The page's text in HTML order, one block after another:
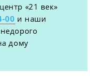
«21 век»
00 и наши
дому